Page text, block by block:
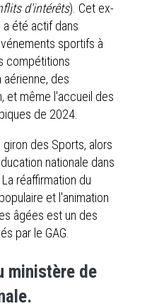
d'intérêts). Cet ex-
été actif dans
sportifs à
compétitions
des
et même l'accueil des
de 2024.
des Sports, alors
nationale dans
réaffirmation du
et l'animation
âgées est un des
par le GAG.
ministère de